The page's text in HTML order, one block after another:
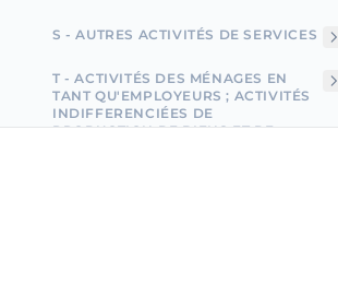
S - AUTRES ACTIVITÉS DE SERVICES
T - ACTIVITÉS DES MÉNAGES EN
TANT QU'EMPLOYEURS ; ACTIVITÉS
INDIFFERENCIÉES DE
PRODUCTION DE BIENS ET DE